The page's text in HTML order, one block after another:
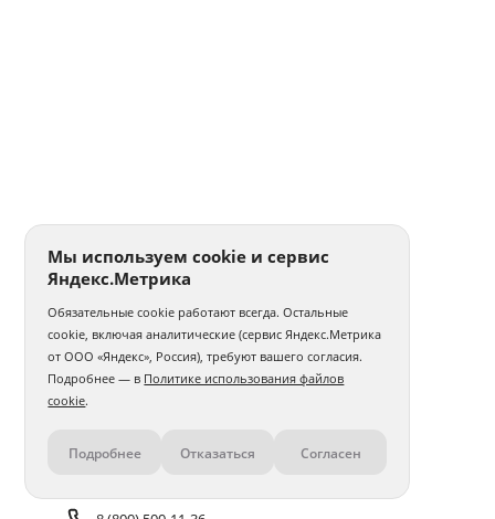
Контакты
Мы используем cookie и сервис
Яндекс.Метрика
Обязательные cookie работают всегда. Остальные
cookie, включая аналитические (сервис Яндекс.Метрика
от ООО «Яндекс», Россия), требуют вашего согласия.
Подробнее — в Политике использования файлов
cookie.
Подробнее Отказаться Согласен